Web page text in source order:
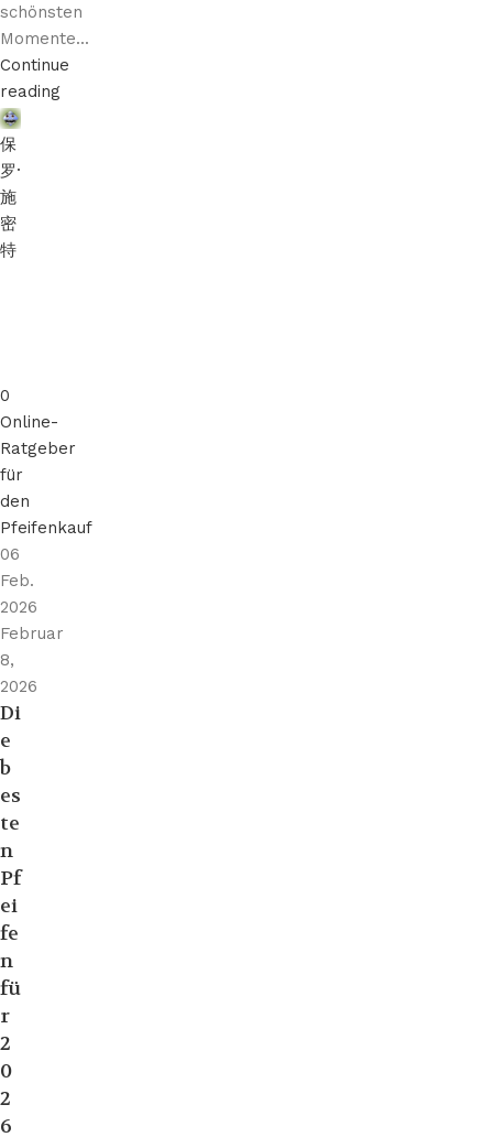
schönsten
Momente...
Continue
reading
保
罗·
施
密
特
0
Online-
Ratgeber
für
den
Pfeifenkauf
06
Feb.
2026
Februar
8,
2026
Di
e
b
es
te
n
Pf
ei
fe
n
fü
r
2
0
2
6